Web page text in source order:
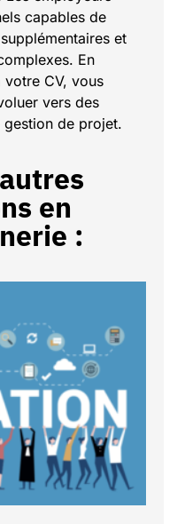
capables de
et
En
CV, vous
vers des
de projet.
en
: